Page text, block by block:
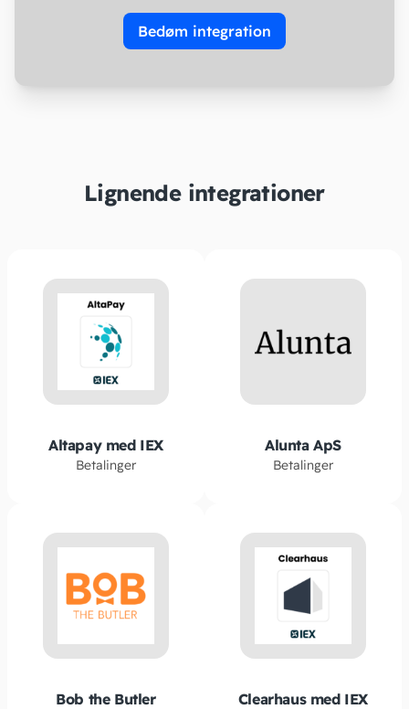
Bedøm integration
Lignende integrationer
Altapay med IEX
Betalinger
Alunta ApS
Betalinger
Bob the Butler Clearhaus med IEX